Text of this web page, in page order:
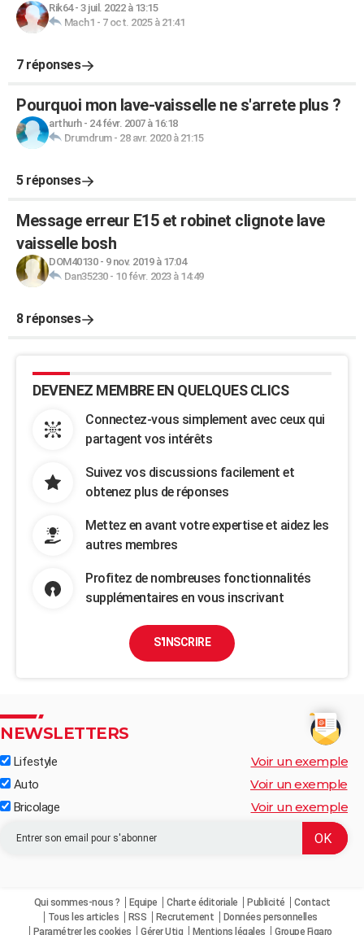
Rik64- 3 juil. 2022 à 13:15
Mach1 - 7 oct. 2025 à 21:41
7 réponses
Pourquoi mon lave-vaisselle ne s'arrete plus ?
arthurh- 24 févr. 2007 à 16:18
Drumdrum- 28 avr. 2020 à 21:15
5 réponses
Message erreur E15 et robinet clignote lave
vaisselle bosh
DOM40130- 9 nov. 2019 à 17:04
Dan35230- 10 févr. 2023 à 14:49
8 réponses
DEVENEZ MEMBRE EN QUELQUES CLICS
Connectez-vous simplement avec ceux qui
partagent vos intérêts
Suivez vos discussions facilement et
obtenez plus de réponses
Mettez en avant votre expertise et aidez les
autres membres
Profitez de nombreuses fonctionnalités
supplémentaires en vous inscrivant
S'INSCRIRE
NEWSLETTERS
Lifestyle Voir un exemple
Auto Voir un exemple
Bricolage Voir un exemple
Qui sommes-nous ? Equipe Charte éditoriale Publicité
Contact
Tous les articles
RSS Recrutement
Données personnelles
Paramétrer les cookies
Gérer Utiq Mentions légales Groupe Figaro